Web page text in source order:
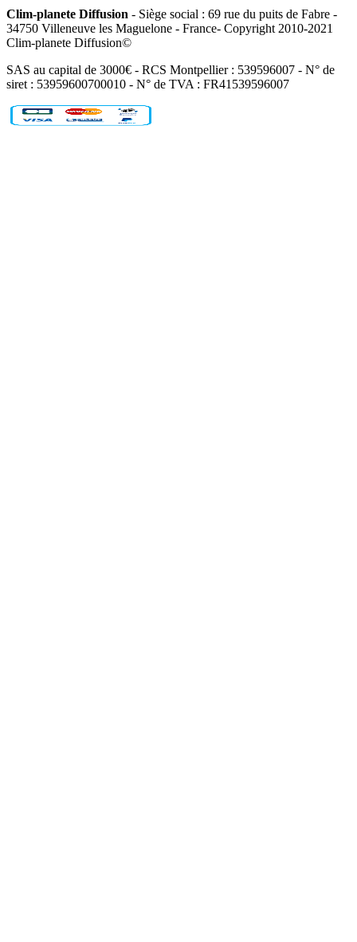
Clim-planete Diffusion - Siège social : 69 rue du puits de Fabre -
34750 Villeneuve les Maguelone - France- Copyright 2010-2021
Clim-planete Diffusion©
SAS au capital de 3000€ - RCS Montpellier : 539596007 - N° de
siret : 53959600700010 - N° de TVA : FR41539596007